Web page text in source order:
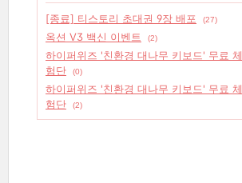
[종료] 티스토리 초대권 9장 배포 (27)
옥션 V3 백신 이벤트
(2)
하이퍼위즈 '친환경 대나무 키보드' 무료 체
험단
(0)
하이퍼위즈 '친환경 대나무 키보드' 무료 체
험단
(2)